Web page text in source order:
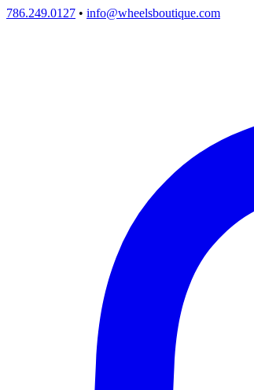
786.249.0127 • info@wheelsboutique.com